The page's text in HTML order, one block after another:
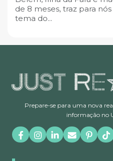
de 8 meses, traz para
tema do...
Prepare-se para uma nova
informação no